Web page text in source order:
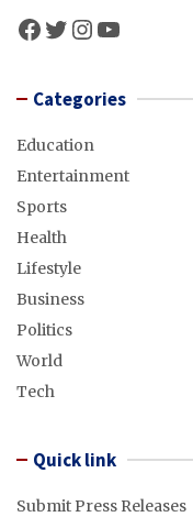
Facebook
Twitter
Instagram
YouTube
Categories
Education
Entertainment
Sports
Health
Lifestyle
Business
Politics
World
Tech
Quick link
Submit Press Releases